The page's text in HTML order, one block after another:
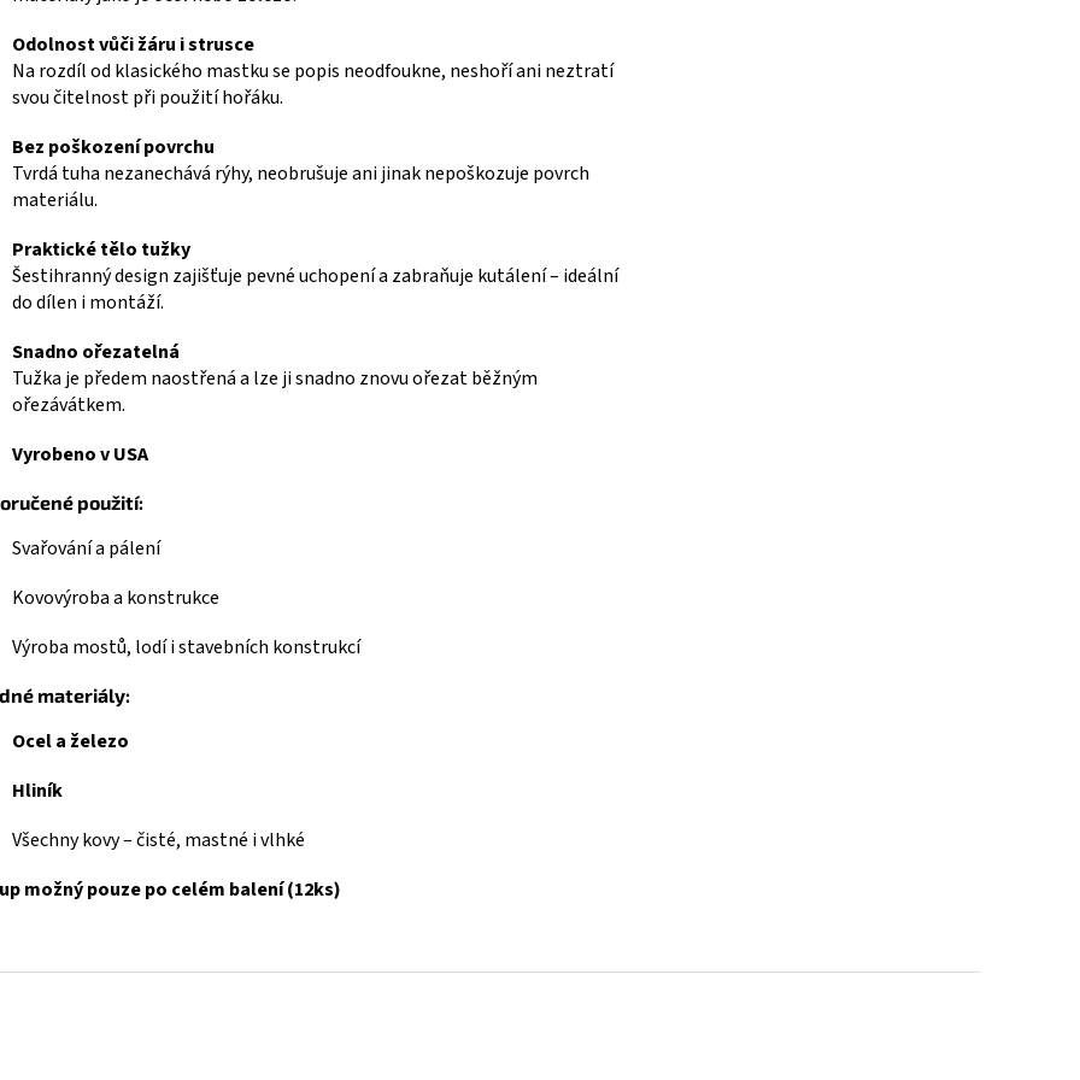
Odolnost vůči žáru i strusce
Na rozdíl od klasického mastku se popis neodfoukne, neshoří ani neztratí
svou čitelnost při použití hořáku.
Bez poškození povrchu
Tvrdá tuha nezanechává rýhy, neobrušuje ani jinak nepoškozuje povrch
materiálu.
Praktické tělo tužky
Šestihranný design zajišťuje pevné uchopení a zabraňuje kutálení – ideální
do dílen i montáží.
Snadno ořezatelná
Tužka je předem naostřená a lze ji snadno znovu ořezat běžným
ořezávátkem.
Vyrobeno v USA
použití:
Svařování a pálení
Kovovýroba a konstrukce
Výroba mostů, lodí i stavebních konstrukcí
materiály:
Ocel a železo
Hliník
Všechny kovy – čisté, mastné i vlhké
možný pouze po celém balení (12ks)